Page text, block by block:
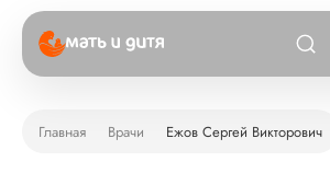
Главная Врачи Ежов Сергей Викторович